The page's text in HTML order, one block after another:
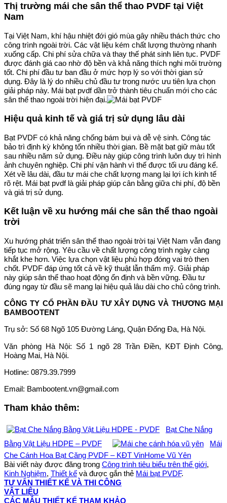
Thị trường mái che sân thể thao PVDF tại Việt
Nam
Tại Việt Nam, khí hậu nhiệt đới gió mùa gây nhiều thách thức cho
công trình ngoài trời. Các vật liệu kém chất lượng thường nhanh
xuống cấp. Chi phí sửa chữa và thay thế phát sinh liên tục. PVDF
được đánh giá cao nhờ độ bền và khả năng thích nghi môi trường
tốt. Chi phí đầu tư ban đầu ở mức hợp lý so với thời gian sử
dụng. Đây là lý do nhiều chủ đầu tư trong nước ưu tiên lựa chọn
giải pháp này. Mái bạt pvdf dần trở thành tiêu chuẩn mới cho các
sân thể thao ngoài trời hiện đại.
Hiệu quả kinh tế và giá trị sử dụng lâu dài
Bạt PVDF có khả năng chống bám bụi và dễ vệ sinh. Công tác
bảo trì định kỳ không tốn nhiều thời gian. Bề mặt bạt giữ màu tốt
sau nhiều năm sử dụng. Điều này giúp công trình luôn duy trì hình
ảnh chuyên nghiệp. Chi phí vận hành vì thế được tối ưu đáng kể.
Xét về lâu dài, đầu tư mái che chất lượng mang lại lợi ích kinh tế
rõ rệt. Mái bạt pvdf là giải pháp giúp cân bằng giữa chi phí, độ bền
và giá trị sử dụng.
Kết luận về xu hướng mái che sân thể thao ngoài
trời
Xu hướng phát triển sân thể thao ngoài trời tại Việt Nam vẫn đang
tiếp tục mở rộng. Yêu cầu về chất lượng công trình ngày càng
khắt khe hơn. Việc lựa chọn vật liệu phù hợp đóng vai trò then
chốt. PVDF đáp ứng tốt cả về kỹ thuật lẫn thẩm mỹ. Giải pháp
này giúp sân thể thao hoạt động ổn định và bền vững. Đầu tư
đúng ngay từ đầu sẽ mang lại hiệu quả lâu dài cho chủ công trình.
CÔNG TY CỔ PHẦN ĐẦU TƯ XÂY DỰNG VÀ THƯƠNG MẠI
BAMBOOTENT
Trụ sở: Số 68 Ngõ 105 Đường Láng, Quận Đống Đa, Hà Nội.
Văn phòng Hà Nội: Số 1 ngõ 28 Trần Điền, KĐT Định Công,
Hoàng Mai, Hà Nội.
Hotline: 0879.39.7999
Email: Bambootent.vn@gmail.com
Tham khảo thêm:
Bạt Che Nắng
Bằng Vật Liệu HDPE – PVDF
Mái
Che Cánh Hoa Bạt Căng PVDF – KĐT VinHome Vũ Yên
Bài viết này được đăng trong Công trình tiêu biểu trên thế giới,
Kinh Nghiệm, Thiết kế và được gắn thẻ Mái bạt PVDF.
TƯ VẤN THIẾT KẾ VÀ THI CÔNG
VẬT LIỆU
CÁC MẪU THIẾT KẾ THAM KHẢO